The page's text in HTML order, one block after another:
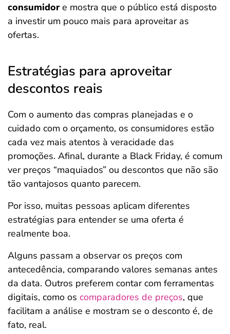
consumidore mostra que o público está disposto
a investir um pouco mais para aproveitar as
ofertas.
Estratégias para aproveitar
descontos reais
Com o aumento das compras planejadas e o
cuidado com o orçamento, os consumidores estão
cada vez mais atentos à veracidade das
promoções. Afinal, durante a Black Friday, é comum
ver preços “maquiados” ou descontos que não são
tão vantajosos quanto parecem.
Por isso, muitas pessoas aplicam diferentes
estratégias para entender se uma oferta é
realmente boa.
Alguns passam a observar os preços com
antecedência, comparando valores semanas antes
da data. Outros preferem contar com ferramentas
digitais, como os comparadores de preços, que
facilitam a análise e mostram se o desconto é, de
fato, real.